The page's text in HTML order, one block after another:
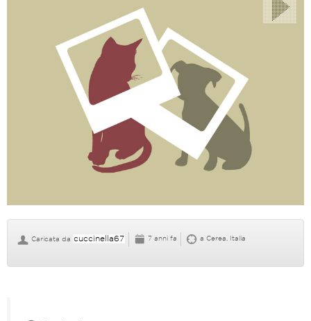
Caricata da cuccinella67 7 anni fa a Cerea, Italia